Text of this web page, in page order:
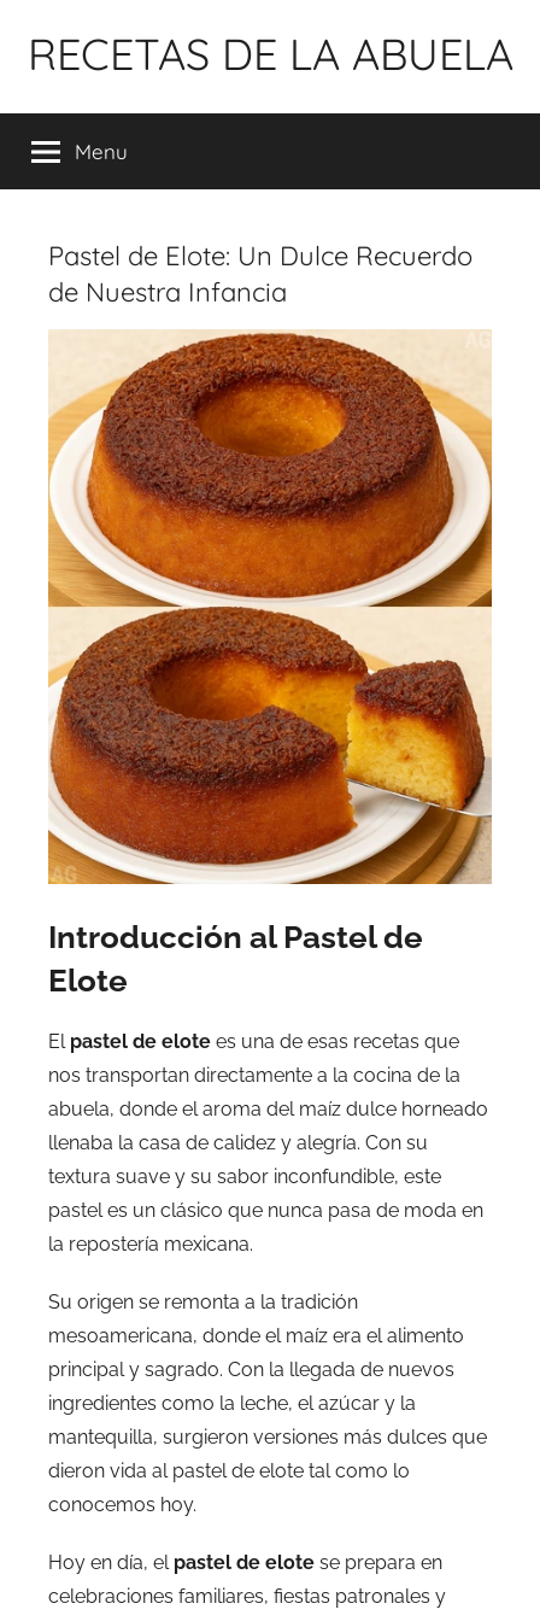
para
conteúdo
RECETAS DE LA ABUELA
Menu
Pastel de Elote: Un Dulce Recuerdo
de Nuestra Infancia
Introducción al Pastel de
Elote
El pastel de elote es una de esas recetas que
nos transportan directamente a la cocina de la
abuela, donde el aroma del maíz dulce horneado
llenaba la casa de calidez y alegría. Con su
textura suave y su sabor inconfundible, este
pastel es un clásico que nunca pasa de moda en
la repostería mexicana.
Su origen se remonta a la tradición
mesoamericana, donde el maíz era el alimento
principal y sagrado. Con la llegada de nuevos
ingredientes como la leche, el azúcar y la
mantequilla, surgieron versiones más dulces que
dieron vida al pastel de elote tal como lo
conocemos hoy.
Hoy en día, el pastel de elote se prepara en
celebraciones familiares, fiestas patronales y